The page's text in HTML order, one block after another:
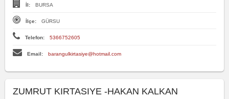
İl: BURSA
İlçe: GÜRSU
Telefon: 5366752605
Email: barangulkirtasiye@hotmail.com
ZUMRUT KIRTASIYE -HAKAN KALKAN